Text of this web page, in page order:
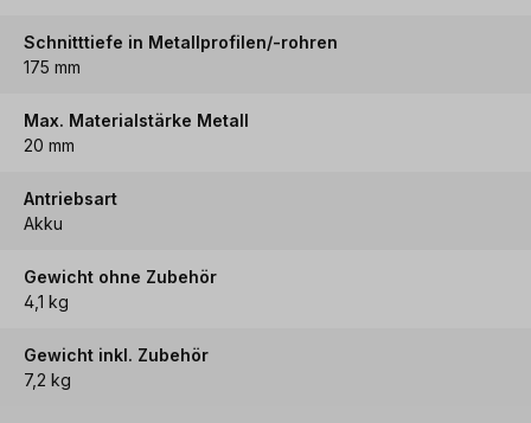
Schnitttiefe in Metallprofilen/-rohren
175 mm
Max. Materialstärke Metall
20 mm
Antriebsart
Akku
Gewicht ohne Zubehör
4,1 kg
Gewicht inkl. Zubehör
7,2 kg